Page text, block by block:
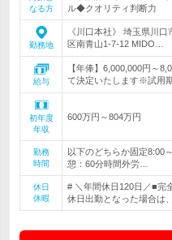
なる方
ル◆クオリティ判断力
勤務地
《川口本社》 埼玉県川
区南青山1-7-12 MIDO…
給与
【年俸】6,000,000円～
て決定いたします※試用
初年度
年収
600万円～804万円
勤務
時間
以下のどちらか固定8:00
憩：60分時間外労…
休日
休暇
# ＼年間休日120日／■完
休日出勤となった場合は